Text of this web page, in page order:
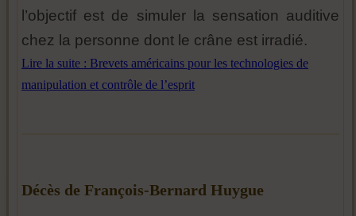
l’objectif est de simuler la sensation auditive
chez la personne dont le crâne est irradié.
Lire la suite : Brevets américains pour les technologies de
manipulation et contrôle de l’esprit
Décès de François-Bernard Huygue